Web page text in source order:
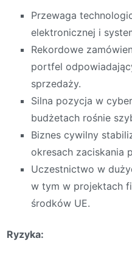
Przewaga
elektronicznej i
Rekordowe
portfel
sprzedaży.
Silna pozycja w
budżetach rośnie
Biznes cywilny
okresach zaciskania
Uczestnictwo w
w tym w projektach
środków UE.
Ryzyka: